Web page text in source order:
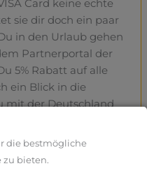
Card keine echte
sie dir doch ein paar
in den Urlaub gehen
Partnerportal der
5% Rabatt auf alle
ein Blick in die
mit der Deutschland
Amazon,
Schweizer.
die bestmögliche
zu bieten.